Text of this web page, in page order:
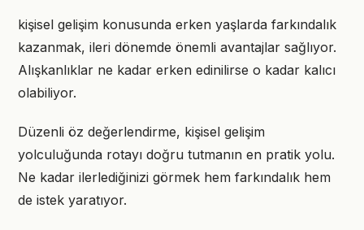
kişisel gelişim konusunda erken yaşlarda farkındalık
kazanmak, ileri dönemde önemli avantajlar sağlıyor.
Alışkanlıklar ne kadar erken edinilirse o kadar kalıcı
olabiliyor.
Düzenli öz değerlendirme, kişisel gelişim
yolculuğunda rotayı doğru tutmanın en pratik yolu.
Ne kadar ilerlediğinizi görmek hem farkındalık hem
de istek yaratıyor.